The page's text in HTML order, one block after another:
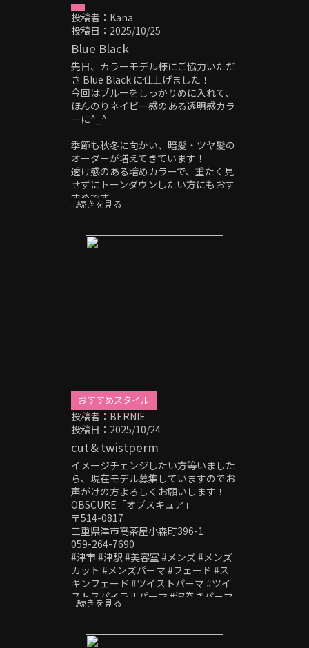
ンフェード#ツイストパーマ#ツイスト
スパイラルパーマ#波巻きパーマ#サー
フカール#シャドーパーマ#ニュアンス
パーマ#フェザーパーマ#スパイキーシ
ョート#スペインカール#針金パーマ#
ヘッドスパ#極道パーマ#ホワイトメッ
シュ#刈り上げ#20代メンズ#30代メン
ズ#40代メンズ#センターパート#ピン
パーマ#外国人風
投稿者：Kana
投稿日：2025/10/25
Blue Black
先日、カラーモデル様にご協力いただ
き Blue Black に仕上げました！
今回はブルーをしっかりめに入れて、
ほんのりネイビー感のある透明感カラ
ーに^_^
季節も秋冬に向かい、暗髪・ツヤ髪の
オーダーが増えてきています！
透け感のある暗めカラーで、重たく見
せずにトーンダウンしたい方にもおす
すめです。
OBSCURE「オブスキュア」
〒514-0817
シュ#刈り上げ#20代メンズ#30代メン
ズ#40代メンズ#センターパート#ピン
パーマ#外国人風
...続きを見る
おすすめスタイル
投稿者：BERNIE
投稿日：2025/10/24
cut＆twistperm
イメージチェンジしたい方等いました
ら、現在モデル募集していますのでお
声がけの方よろしくお願いします！
OBSCURE「オブスキュア」
〒514-0817
三重県津市高茶屋小森町396-1
059-264-7690
#津市 #津駅 #美容室 #メンズ #メンズ
カット #メンズパーマ #フェード #ス
キンフェード #ツイストパーマ #ツイ
ストスパイラルパーマ #波巻きパーマ
#サーフカール #シャドーパーマ #ニュ
イキーショート #スペインカール #針
...続きを見る